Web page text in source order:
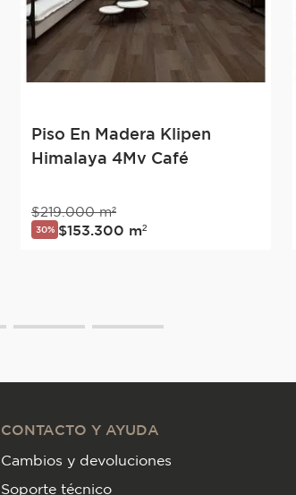
Piso En Madera Klipen
Himalaya 4Mv Café
$219.000 m²
30% $153.300 m²
CONTACTO Y AYUDA
Cambios y devoluciones
Soporte técnico